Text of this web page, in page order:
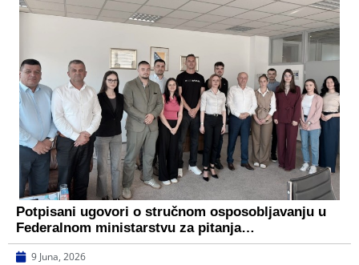
Potpisani ugovori o stručnom osposobljavanju u
Federalnom ministarstvu za pitanja…
9 Juna, 2026